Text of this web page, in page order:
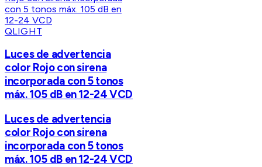
QLIGHT
Luces de advertencia
color Rojo con sirena
incorporada con 5 tonos
máx. 105 dB en 12-24 VCD
Luces de advertencia
color Rojo con sirena
incorporada con 5 tonos
máx. 105 dB en 12-24 VCD